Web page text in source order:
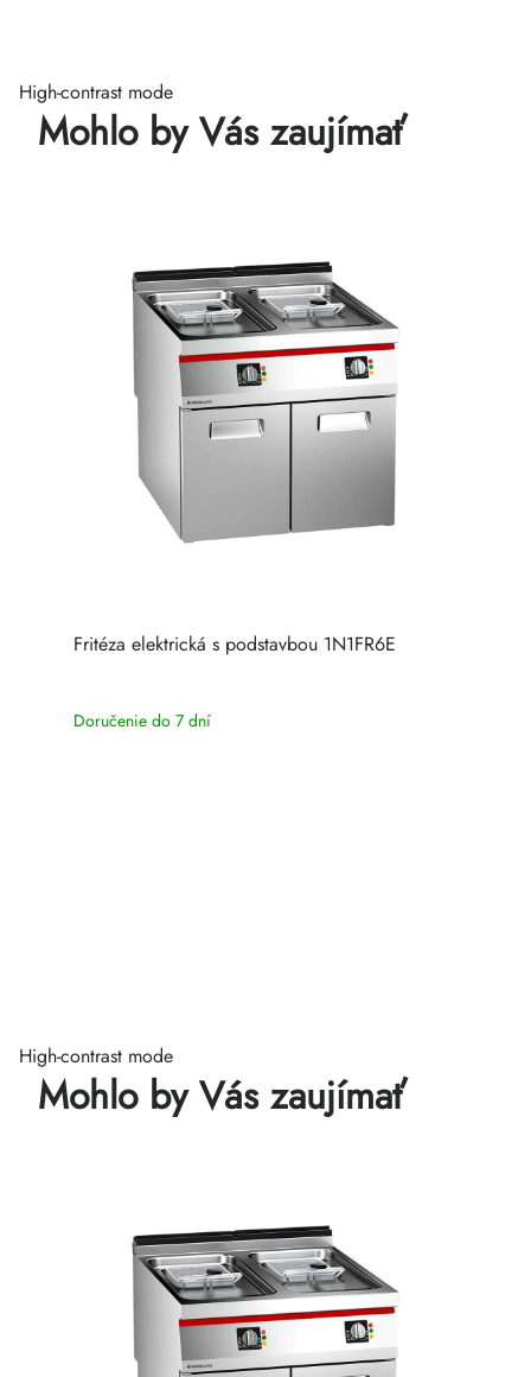
High-contrast mode
Mohlo by Vás zaujímať
Fritéza elektrická s podstavbou 1N1FR6E
Doručenie do 7 dní
High-contrast mode
Mohlo by Vás zaujímať